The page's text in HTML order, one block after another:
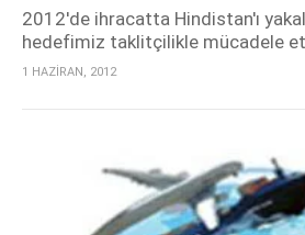
2012'de ihracatta Hindistan'ı
hedefimiz taklitçilikle mücadele
1 HAZİRAN, 2012